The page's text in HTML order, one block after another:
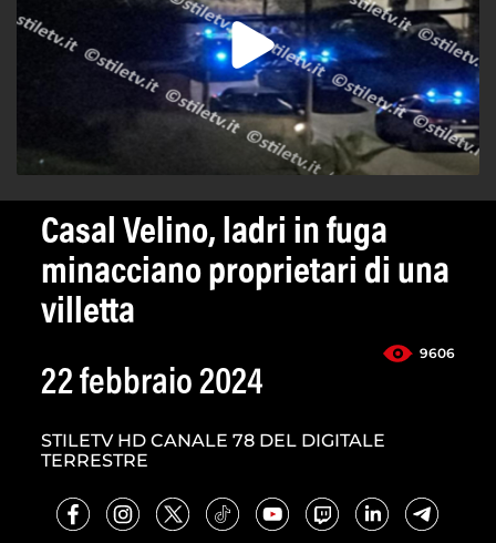
Casal Velino, ladri in fuga
minacciano proprietari di una
villetta
9606
22 febbraio 2024
STILETV HD CANALE 78 DEL DIGITALE
TERRESTRE